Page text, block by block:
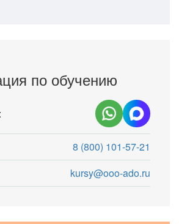
по обучению
8 (800) 101-57-21
kursy@ooo-ado.ru